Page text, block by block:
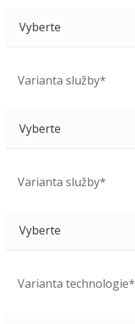
Varianta služby*
Varianta služby*
Varianta technologie*